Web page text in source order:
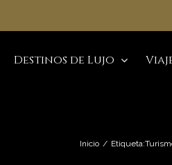
Destinos de Lujo
Inicio / Etiqueta: